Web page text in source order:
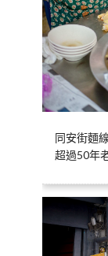
同安街麵
超過50年